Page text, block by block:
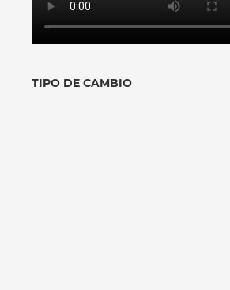
TIPO DE CAMBIO